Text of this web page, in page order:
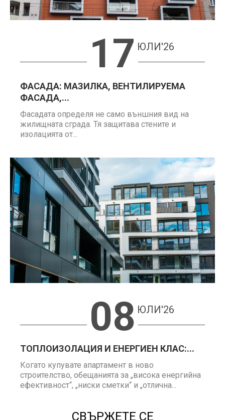
17 ЮЛИ'26
ФАСАДА: МАЗИЛКА, ВЕНТИЛИРУЕМА
ФАСАДА,...
Фасадата определя не само външния вид на
жилищната сграда. Тя защитава стените и
изолацията от...
08 ЮЛИ'26
ТОПЛОИЗОЛАЦИЯ И ЕНЕРГИЕН КЛАС:...
Когато купувате апартамент в ново
строителство, обещанията за „висока енергийна
ефективност“, „ниски сметки“ и „отлична...
СВЪРЖЕТЕ СЕ